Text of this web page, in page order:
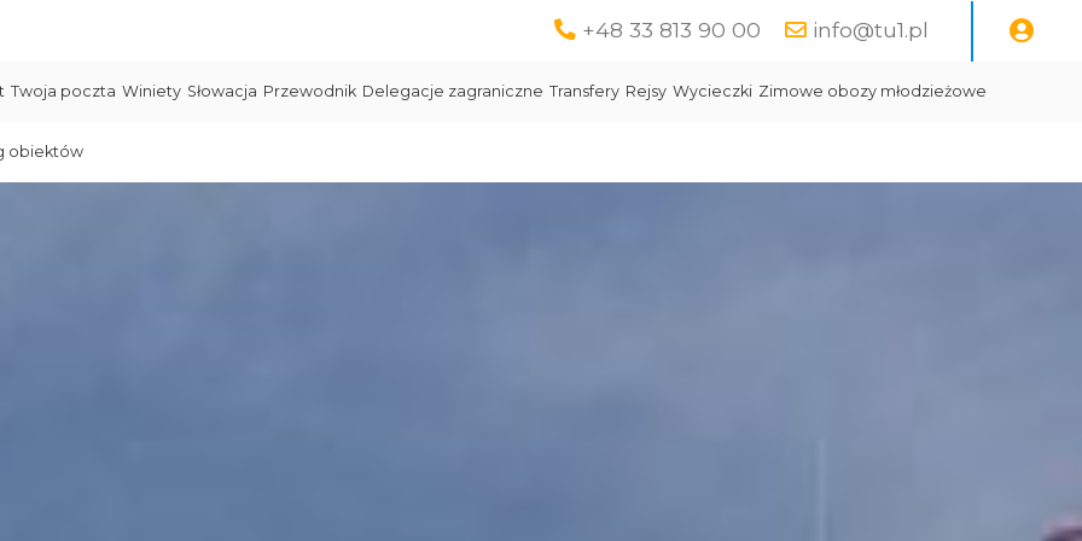
+48 33 813 90 00 info@tu1.pl
Twoja poczta Winiety Słowacja Przewodnik Delegacje zagraniczne Transfery Rejsy Wycieczki Zimowe obozy młodzieżowe
obiektów